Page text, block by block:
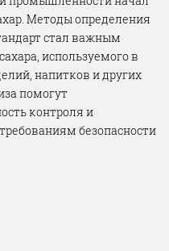
Методы определения
стал важным
используемого в
напитков и других
помогут
контроля и
безопасности